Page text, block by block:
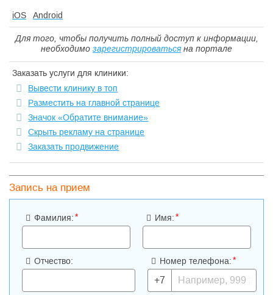
iOS Android
Для того, чтобы получить полный доступ к информации,
необходимо зарегистрироватьсяна портале
Заказать услуги для клиники:
Вывести клинику в топ
Разместить на главной странице
Значок «Обратите внимание»
Скрыть рекламу на странице
Заказать продвижение
Запись на прием
Фамилия:* Имя:*
Отчество: Номер телефона:*
+7